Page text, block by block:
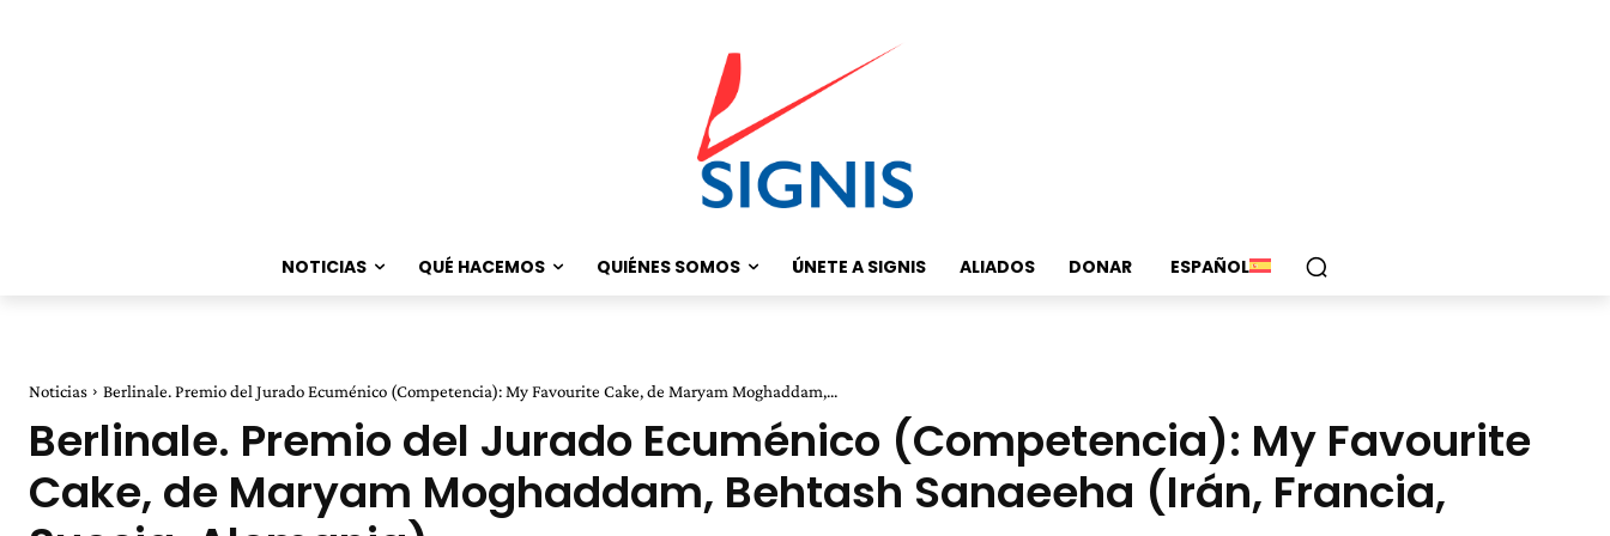
NOTICIAS QUÉ HACEMOS QUIÉNES SOMOS ÚNETE A SIGNIS ALIADOS DONAR ESPAÑOL
Noticias Berlinale. Premio del Jurado Ecuménico (Competencia): My Favourite Cake, de Maryam Moghaddam,...
Berlinale. Premio del Jurado Ecuménico (Competencia): My Favourite
Cake, de Maryam Moghaddam, Behtash Sanaeeha (Irán, Francia,